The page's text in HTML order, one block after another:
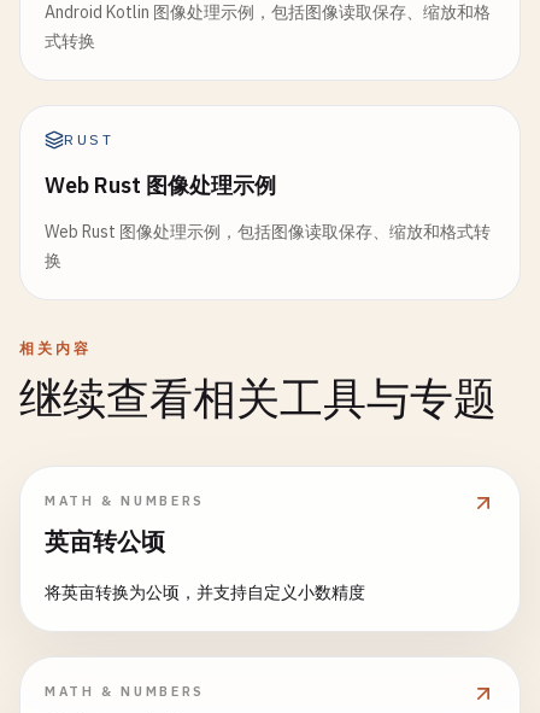
Android Kotlin 图像处理示例，包括图像读取保存、缩放和格
式转换
RUST
Web Rust 图像处理示例
Web Rust 图像处理示例，包括图像读取保存、缩放和格式转
换
相关内容
继续查看相关工具与专题
MATH & NUMBERS
英亩转公顷
将英亩转换为公顷，并支持自定义小数精度
MATH & NUMBERS